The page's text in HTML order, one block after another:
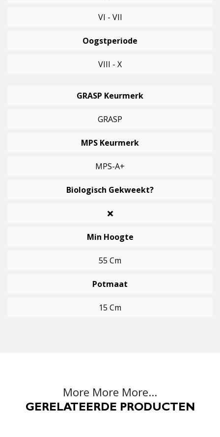
VI - VII
Oogstperiode
VIII - X
GRASP Keurmerk
GRASP
MPS Keurmerk
MPS-A+
Biologisch Gekweekt?
Min Hoogte
55 Cm
Potmaat
15 Cm
More More More...
GERELATEERDE PRODUCTEN